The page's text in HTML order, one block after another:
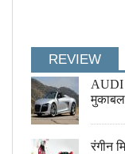
REVIEW
AUDI
रंगीन